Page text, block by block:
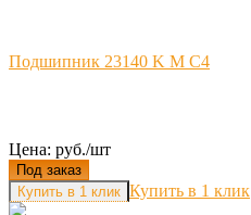
Подшипник 23140 K M C4
Цена: руб./шт
Под заказ
Купить в 1 клик